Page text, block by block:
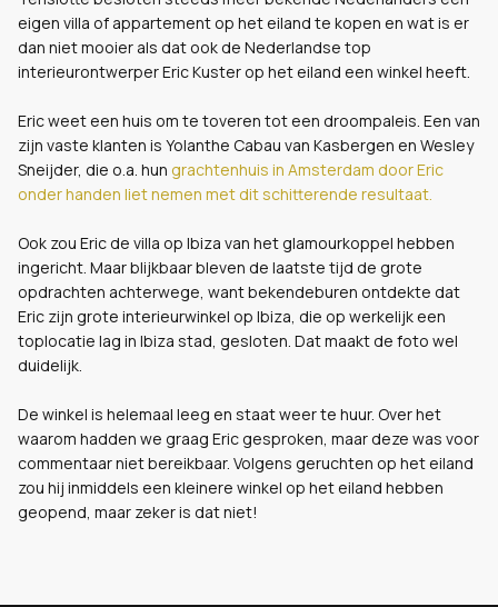
eigen villa of appartement op het eiland te kopen en wat is er
dan niet mooier als dat ook de Nederlandse top
interieurontwerper Eric Kuster op het eiland een winkel heeft.
Eric weet een huis om te toveren tot een droompaleis. Een van
zijn vaste klanten is Yolanthe Cabau van Kasbergen en Wesley
Sneijder, die o.a. hun grachtenhuis in Amsterdam door Eric
onder handen liet nemen met dit schitterende resultaat.
Ook zou Eric de villa op Ibiza van het glamourkoppel hebben
ingericht. Maar blijkbaar bleven de laatste tijd de grote
opdrachten achterwege, want bekendeburen ontdekte dat
Eric zijn grote interieurwinkel op Ibiza, die op werkelijk een
toplocatie lag in Ibiza stad, gesloten. Dat maakt de foto wel
duidelijk.
De winkel is helemaal leeg en staat weer te huur. Over het
waarom hadden we graag Eric gesproken, maar deze was voor
commentaar niet bereikbaar. Volgens geruchten op het eiland
zou hij inmiddels een kleinere winkel op het eiland hebben
geopend, maar zeker is dat niet!